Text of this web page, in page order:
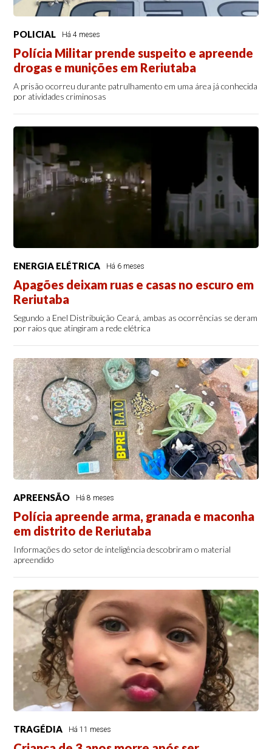
POLICIAL Há 4 meses
Polícia Militar prende suspeito e apreende
drogas e munições em Reriutaba
A prisão ocorreu durante patrulhamento em uma área já conhecida
por atividades criminosas
ENERGIA ELÉTRICA Há 6 meses
Apagões deixam ruas e casas no escuro em
Reriutaba
Segundo a Enel Distribuição Ceará, ambas as ocorrências se deram
por raios que atingiram a rede elétrica
APREENSÃO Há 8 meses
Polícia apreende arma, granada e maconha
em distrito de Reriutaba
Informações do setor de inteligência descobriram o material
apreendido
TRAGÉDIA Há 11 meses